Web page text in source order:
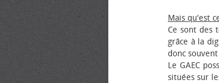
Mais qu'est
Ce sont des
grâce à la
donc
Le GAEC
situées sur